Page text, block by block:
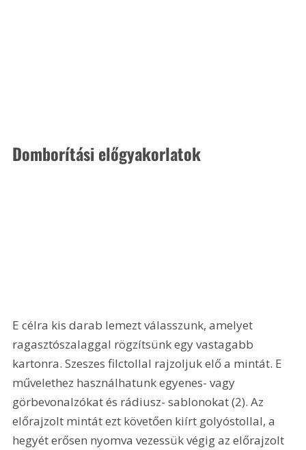
Domborítási előgyakorlatok
E célra kis darab lemezt válasszunk, amelyet
ragasztószalaggal rögzítsünk egy vastagabb
kartonra. Szeszes filctollal rajzoljuk elő a mintát. E
művelethez használhatunk egyenes- vagy
görbevonalzókat és rádiusz- sablonokat (2). Az
előrajzolt mintát ezt követően kiírt golyóstollal, a
hegyét erősen nyomva vezessük végig az előrajzolt